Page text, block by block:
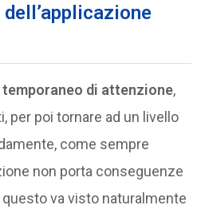
temporaneo di attenzione,
per poi tornare ad un livello
come sempre
non porta conseguenze
va visto naturalmente